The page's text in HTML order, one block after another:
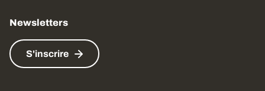
Newsletters
S'inscrire